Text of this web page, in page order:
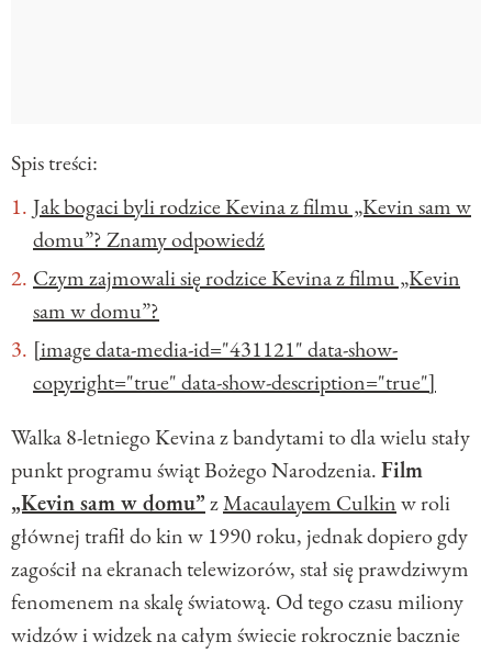
Spis treści:
Jak bogaci byli rodzice Kevina z filmu „Kevin sam w
domu”? Znamy odpowiedź
Czym zajmowali się rodzice Kevina z filmu „Kevin
sam w domu”?
[image data-media-id="431121" data-show-
copyright="true" data-show-description="true"]
Walka 8-letniego Kevina z bandytami to dla wielu stały
punkt programu świąt Bożego Narodzenia.Film
„Kevin sam w domu”zMacaulayem Culkinw roli
głównej trafił do kin w 1990 roku, jednak dopiero gdy
zagościł na ekranach telewizorów, stał się prawdziwym
fenomenem na skalę światową. Od tego czasu miliony
widzów i widzek na całym świecie rokrocznie bacznie